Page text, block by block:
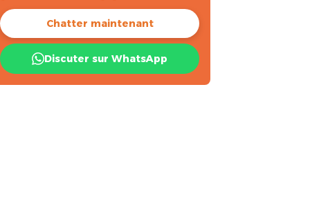
Chatter maintenant
Discuter sur WhatsApp